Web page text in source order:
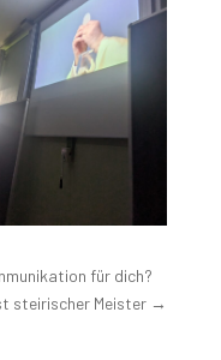
für dich?
steirischer Meister →